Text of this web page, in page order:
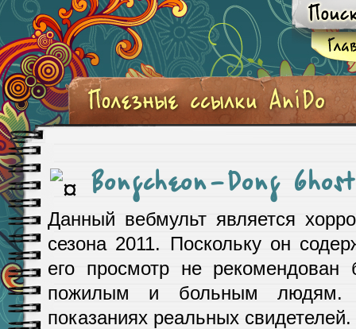
Bongcheon-Dong Ghost
Данный вебмульт является
сезона 2011. Поскольку он
его просмотр не
пожилым и больным людям.
показаниях реальных свидетелей.